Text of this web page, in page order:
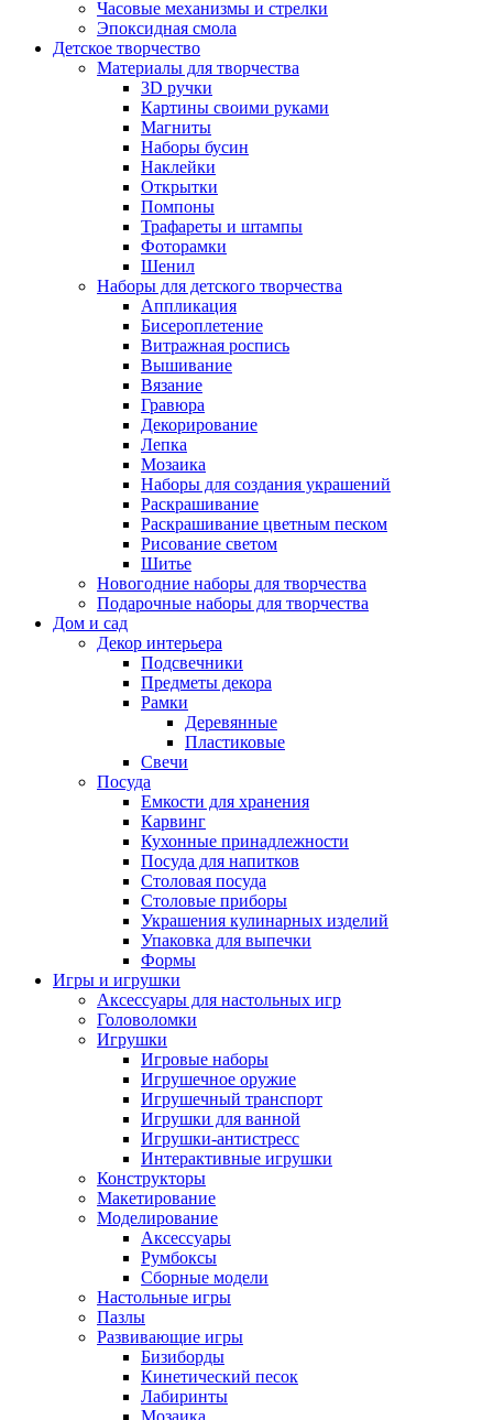
Часовые механизмы и стрелки
Эпоксидная смола
Детское творчество
Материалы для творчества
3D ручки
Картины своими руками
Магниты
Наборы бусин
Наклейки
Открытки
Помпоны
Трафареты и штампы
Фоторамки
Шенил
Наборы для детского творчества
Аппликация
Бисероплетение
Витражная роспись
Вышивание
Вязание
Гравюра
Декорирование
Лепка
Мозаика
Наборы для создания украшений
Раскрашивание
Раскрашивание цветным песком
Рисование светом
Шитье
Новогодние наборы для творчества
Подарочные наборы для творчества
Дом и сад
Декор интерьера
Подсвечники
Предметы декора
Рамки
Деревянные
Пластиковые
Свечи
Посуда
Емкости для хранения
Карвинг
Кухонные принадлежности
Посуда для напитков
Столовая посуда
Столовые приборы
Украшения кулинарных изделий
Упаковка для выпечки
Формы
Игры и игрушки
Аксессуары для настольных игр
Головоломки
Игрушки
Игровые наборы
Игрушечное оружие
Игрушечный транспорт
Игрушки для ванной
Игрушки-антистресс
Интерактивные игрушки
Конструкторы
Макетирование
Моделирование
Аксессуары
Румбоксы
Сборные модели
Настольные игры
Пазлы
Развивающие игры
Бизиборды
Кинетический песок
Лабиринты
Мозаика